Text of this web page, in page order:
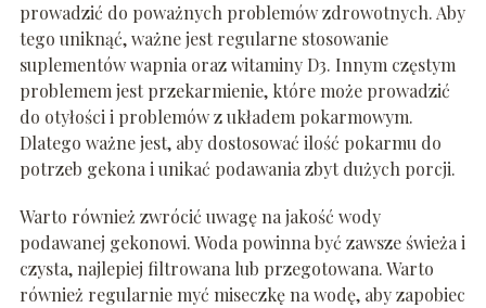
prowadzić do poważnych problemów zdrowotnych. Aby
tego uniknąć, ważne jest regularne stosowanie
suplementów wapnia oraz witaminy D3. Innym częstym
problemem jest przekarmienie, które może prowadzić
do otyłości i problemów z układem pokarmowym.
Dlatego ważne jest, aby dostosować ilość pokarmu do
potrzeb gekona i unikać podawania zbyt dużych porcji.
Warto również zwrócić uwagę na jakość wody
podawanej gekonowi. Woda powinna być zawsze świeża i
czysta, najlepiej filtrowana lub przegotowana. Warto
również regularnie myć miseczkę na wodę, aby zapobiec